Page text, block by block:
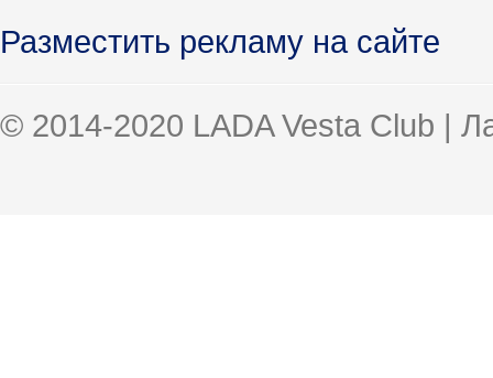
Разместить рекламу на сайте
© 2014-2020 LADA Vesta Club |